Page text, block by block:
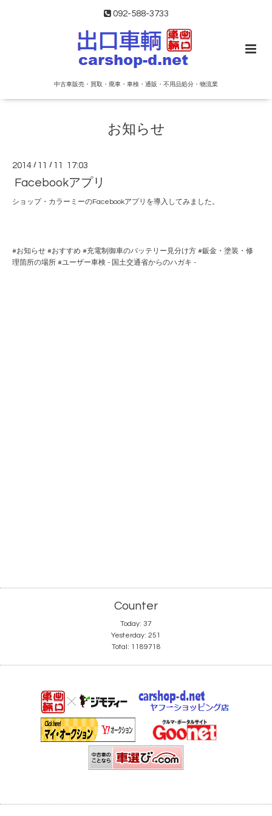
092-588-3733
中古車販売・買取・廃車・車検・通販・不用品処分・物流業
お知らせ
2014 / 11 / 11 17:03
Facebookアプリ
ショップ・カラーミーのFacebookアプリを導入してみました。
#お知らせ #おすすめ #充電制御車のバッテリー見分け方 #鈑金・塗装・修
理箇所の場所 #ユーザー車検 - 国土交通省からのハガキ -
Counter
Today: 37
Yesterday: 251
Total: 1189718